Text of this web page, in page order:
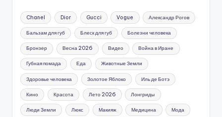
Chanel Dior Gucci Vogue Александр Рогов
Бальзам для губ Блеск для губ Болезни человека
Бронзер Весна 2026 Видео Война в Иране
Губная помада Еда Животные Земли
Здоровье человека Золотое Яблоко Иль де Ботэ
Кино Красота Лето 2026 Лонгриды
Люди Земли Люкс Макияж Медицина Мода